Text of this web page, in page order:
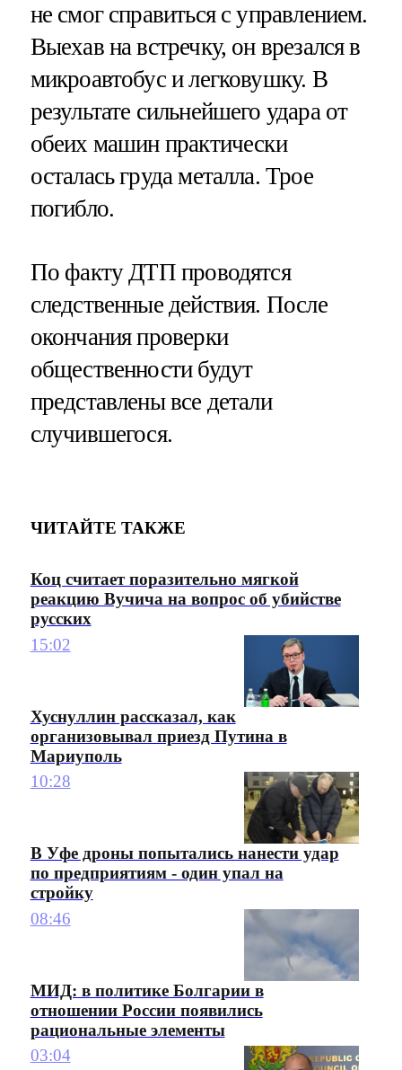
не смог справиться с управлением.
Выехав на встречку, он врезался в
микроавтобус и легковушку. В
результате сильнейшего удара от
обеих машин практически
осталась груда металла. Трое
погибло.
По факту ДТП проводятся
следственные действия. После
окончания проверки
общественности будут
представлены все детали
случившегося.
ЧИТАЙТЕ ТАКЖЕ
Коц считает поразительно мягкой
реакцию Вучича на вопрос об убийстве
русских
15:02
Хуснуллин рассказал, как
организовывал приезд Путина в
Мариуполь
10:28
В Уфе дроны попытались нанести удар
по предприятиям - один упал на
стройку
08:46
МИД: в политике Болгарии в
отношении России появились
рациональные элементы
03:04